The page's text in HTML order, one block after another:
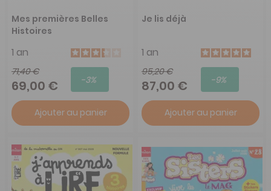
Mes premières Belles
Histoires
1 an
71,40 €
69,00 € -3%
Ajouter au panier
Je lis déjà
1 an
95,20 €
87,00 € -9%
Ajouter au panier